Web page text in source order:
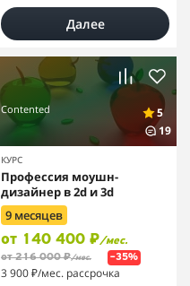
Далее
Contented
5
19
КУРС
Профессия моушн-
дизайнер в 2d и 3d
9 месяцев
от 140 400 ₽/мес.
от 216 000 ₽/мес. –35%
3 900 ₽/мес. рассрочка